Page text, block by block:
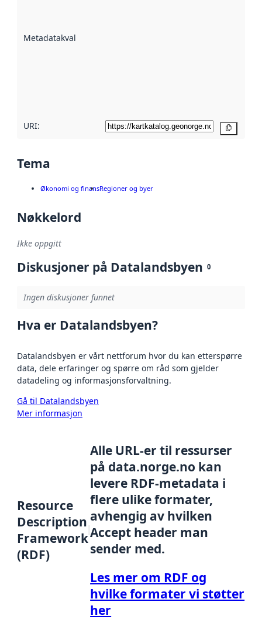
Metadatakvalitet
URI:
Tema
Økonomi og finansRegioner og byer
Nøkkelord
Ikke oppgitt
Diskusjoner på Datalandsbyen 0
Ingen diskusjoner funnet
Hva er Datalandsbyen?
Datalandsbyen er vårt nettforum hvor du kan etterspørre
data, dele erfaringer og spørre om råd som gjelder
datadeling og informasjonsforvaltning.
Gå til Datalandsbyen
Mer informasjon
Resource
Description
Framework
(RDF)
Alle URL-er til ressurser
på data.norge.no kan
levere RDF-metadata i
flere ulike formater,
avhengig av hvilken
Accept header man
sender med.
Les mer om RDF og
hvilke formater vi støtter
her